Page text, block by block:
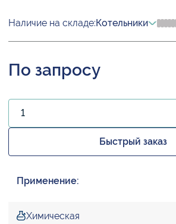
Наличие на складе:Котельники
По запросу
Быстрый заказ
Применение:
Химическая